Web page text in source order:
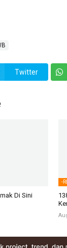
Twitter
Di Sini
-